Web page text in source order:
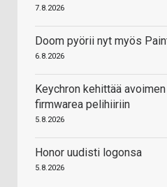
7.8.2026
Doom pyörii nyt myös
6.8.2026
Keychron kehittää
firmwarea pelihiiriin
5.8.2026
Honor uudisti logonsa
5.8.2026